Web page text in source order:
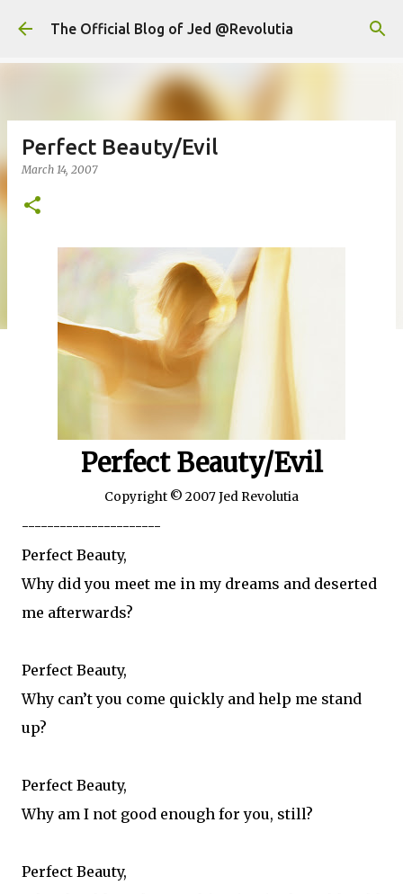
Skip to main content
The Official Blog of Jed @Revolutia
Perfect Beauty/Evil
March 14, 2007
Perfect Beauty/Evil
Copyright © 2007 Jed Revolutia
----------------------
Perfect Beauty,
Why did you meet me in my dreams and deserted
me afterwards?
Perfect Beauty,
Why can’t you come quickly and help me stand
up?
Perfect Beauty,
Why am I not good enough for you, still?
Perfect Beauty,